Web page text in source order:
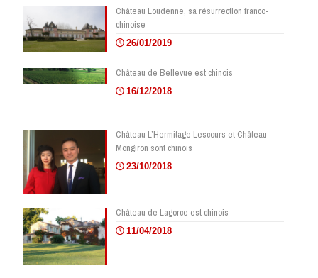
Château Loudenne, sa résurrection franco-
chinoise
26/01/2019
Château de Bellevue est chinois
16/12/2018
Château L’Hermitage Lescours et Château
Mongiron sont chinois
23/10/2018
Château de Lagorce est chinois
11/04/2018